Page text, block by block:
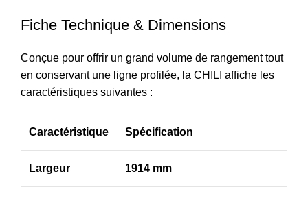
Fiche Technique & Dimensions
Conçue pour offrir un grand volume de rangement tout
en conservant une ligne profilée, la CHILI affiche les
caractéristiques suivantes :
Caractéristique Spécification
Largeur 1914 mm